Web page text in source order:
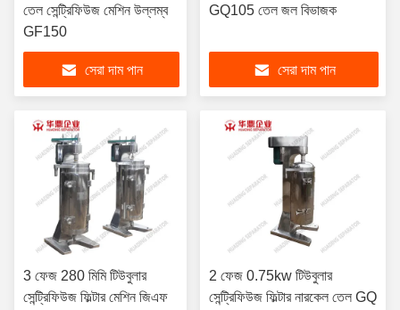
তেল সেন্ট্রিফিউজ মেশিন উল্লম্ব
GF150
সেরা দাম পান
GQ105 তেল জল বিভাজক
সেরা দাম পান
3 ফেজ 280 মিমি টিউবুলার
সেন্ট্রিফিউজ ফিল্টার মেশিন জিএফ
2 ফেজ 0.75kw টিউবুলার
সেন্ট্রিফিউজ ফিল্টার নারকেল তেল GQ